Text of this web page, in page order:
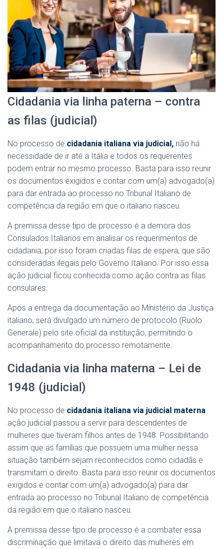
Cidadania via linha paterna – contra
as filas (judicial)
No processo de cidadania italiana via judicial, não há
necessidade de ir até a Itália e todos os requerentes
podem entrar no mesmo processo. Basta para isso reunir
os documentos exigidos e contar com um(a) advogado(a)
para dar entrada ao processo no Tribunal Italiano de
competência da região em que o italiano nasceu.
A premissa desse tipo de processo é a demora dos
Consulados Italianos em analisar os requerimentos de
cidadania, por isso foram criadas filas de espera, que são
consideradas ilegais pelo Governo Italiano. Por isso essa
ação judicial ficou conhecida como ação contra as filas
consulares.
Após a entrega da documentação ao Ministério da Justiça
italiano, será divulgado um número de protocolo (Ruolo
Generale) pelo site oficial da instituição, permitindo o
acompanhamento do processo remotamente.
Cidadania via linha materna – Lei de
1948 (judicial)
No processo de cidadania italiana via judicial materna
ação judicial passou a servir para descendentes de
mulheres que tiveram filhos antes de 1948. Possibilitando
assim que as famílias que possuem uma mulher nessa
situação também sejam reconhecidos como cidadãs e
transmitam o direito. Basta para isso reunir os documentos
exigidos e contar com um(a) advogado(a) para dar
entrada ao processo no Tribunal Italiano de competência
da região em que o italiano nasceu.
A premissa desse tipo de processo é a combater essa
discriminação que limitava o direito das mulheres em